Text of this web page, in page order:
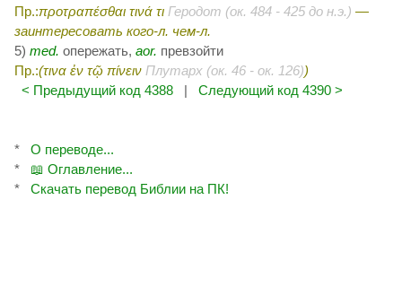
Пр.:προτραπέσθαι τινά τι Геродот (ок. 484 - 425 до н.э.) —
заинтересовать кого-л. чем-л.
5) med. опережать, aor. превзойти
Пр.:(τινα ἐν τῷ πίνειν Плутарх (ок. 46 - ок. 126))
< Предыдущий код 4388
| Следующий код 4390 >
*
О переводе...
*
📖 Оглавление...
*
Скачать перевод Библии на ПК!